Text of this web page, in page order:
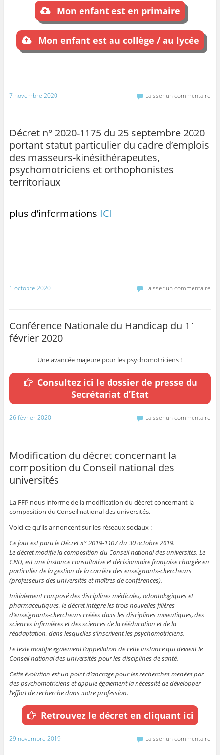
Mon enfant est en primaire
Mon enfant est au collège / au lycée
7 novembre 2020 Laisser un commentaire
Décret n° 2020-1175 du 25 septembre 2020
portant statut particulier du cadre d’emplois
des masseurs-kinésithérapeutes,
psychomotriciens et orthophonistes
territoriaux
plus d’informations ICI
1 octobre 2020 Laisser un commentaire
Conférence Nationale du Handicap du 11
février 2020
Une avancée majeure pour les psychomotriciens !
Consultez ici le dossier de presse du
Secrétariat d’Etat
26 février 2020 Laisser un commentaire
Modification du décret concernant la
composition du Conseil national des
universités
La FFP nous informe de la modification du décret concernant la
composition du Conseil national des universités.
Voici ce qu’ils annoncent sur les réseaux sociaux :
Ce jour est paru le Décret n° 2019-1107 du 30 octobre 2019.
Le décret modifie la composition du Conseil national des universités. Le
CNU, est une instance consultative et décisionnaire française chargée en
particulier de la gestion de la carrière des enseignants-chercheurs
(professeurs des universités et maîtres de conférences).
Initialement composé des disciplines médicales, odontologiques et
pharmaceutiques, le décret intègre les trois nouvelles filières
d’enseignants-chercheurs créées dans les disciplines maïeutiques, des
sciences infirmières et des sciences de la rééducation et de la
réadaptation, dans lesquelles s’inscrivent les psychomotriciens.
Le texte modifie également l’appellation de cette instance qui devient le
Conseil national des universités pour les disciplines de santé.
Cette évolution est un point d’ancrage pour les recherches menées par
des psychomotriciens et appuie également la nécessité de développer
l’effort de recherche dans notre profession.
Retrouvez le décret en cliquant ici
29 novembre 2019 Laisser un commentaire